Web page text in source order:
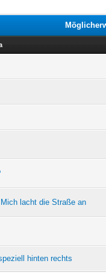
lacht die Straße an
hinten rechts